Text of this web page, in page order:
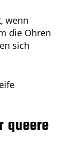
wenn
die Ohren
sich
queere